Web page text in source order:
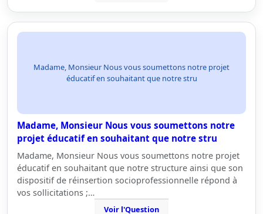
Madame, Monsieur Nous vous soumettons notre projet
éducatif en souhaitant que notre stru
Madame, Monsieur Nous vous soumettons notre
projet éducatif en souhaitant que notre stru
Madame, Monsieur Nous vous soumettons notre projet
éducatif en souhaitant que notre structure ainsi que son
dispositif de réinsertion socioprofessionnelle répond à
vos sollicitations ;…
Voir l'Question